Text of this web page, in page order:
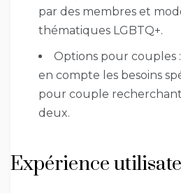
par des membres et
thématiques LGBTQ+.
Options pour couples
en compte les besoins
pour couple
deux.
Expérience